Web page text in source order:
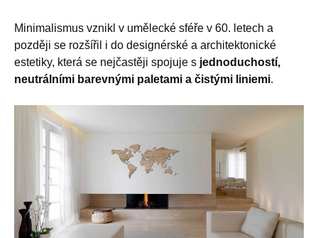
Minimalismus vznikl v umělecké sféře v 60. letech a
později se rozšířil i do designérské a architektonické
estetiky, která se nejčastěji spojuje s jednoduchostí,
neutrálními barevnými paletami a čistými liniemi.